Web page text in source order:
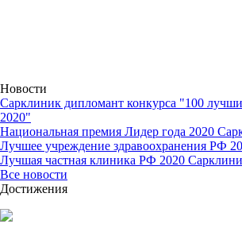
Новости
Сарклиник дипломант конкурса "100
2020"
Национальная премия Лидер года 2020
Лучшее учреждение здравоохранения РФ
Лучшая частная клиника РФ 2020
Все новости
Достижения